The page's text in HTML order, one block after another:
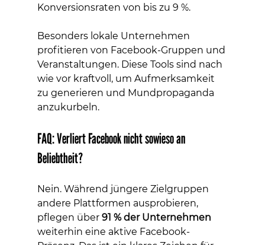
Konversionsraten von bis zu 9 %.
Besonders lokale Unternehmen
profitieren von Facebook-Gruppen und
Veranstaltungen. Diese Tools sind nach
wie vor kraftvoll, um Aufmerksamkeit
zu generieren und Mundpropaganda
anzukurbeln.
FAQ: Verliert Facebook nicht sowieso an
Beliebtheit?
Nein. Während jüngere Zielgruppen
andere Plattformen ausprobieren,
pflegen über 91 % der Unternehmen
weiterhin eine aktive Facebook-